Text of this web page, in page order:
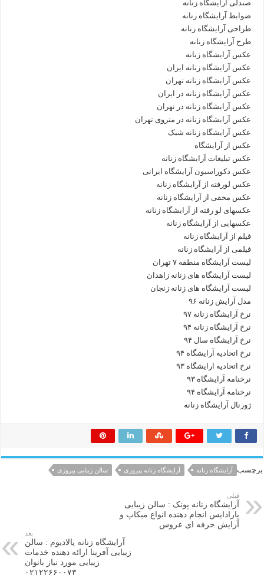
صندلی آرایشگاه زنانه
ضوابط آرایشگاه زنانه
طراحی آرایشگاه زنانه
طرح آرایشگاه زنانه
عکس آرایشگاه زنانه
عکس آرایشگاه زنانه ایران
عکس آرایشگاه زنانه تهران
عکس آرایشگاه زنانه در ایران
عکس آرایشگاه زنانه در تهران
عکس آرایشگاه زنانه در متروی تهران
عکس آرایشگاه زنانه شیک
عکس از آرایشگاه
عکس تبلیغات آرایشگاه زنانه
عکس دکوراسیون آرایشگاه ایرانی
عکس لورفته از آرایشگاه زنانه
عکس مخفی از آرایشگاه زنانه
عکسهای لو رفته از آرایشگاه زنانه
عکسهایی از آرایشگاه زنانه
فیلم از آرایشگاه زنانه
فیلمی از آرایشگاه زنانه
لیست آرایشگاه منطقه ۷ تهران
لیست آرایشگاه های زنانه زاهدان
لیست آرایشگاه های زنانه زنجان
مدل آرایش زنانه ۹۶
نرخ آرایشگاه زنانه ۹۷
نرخ آرایشگاه زنانه ۹۴
نرخ آرایشگاه سال ۹۴
نرخ اتحادیه آرایشگاه ۹۴
نرخ اتحادیه ارایشگاه ۹۳
نرخنامه آرایشگاه ۹۳
نرخنامه آرایشگاه ۹۴
ژورنال آرایشگاه زنانه
برچسب آرایشگاه زنانه آرایشگاه زنانه پیروزی سالن زیبایی پیروزی
قبلی
آرایشگاه زنانه پونک : سالن زیبایی
پارادایس انجام دهنده انواع میکاپ و
آرایش حرفه ای عروس
بعد
آرایشگاه زنانه پالادیوم : سالن
زیبایی آفرینا ارائه دهنده خدمات
زیبایی مورد نیاز بانوان
۰۲۱۲۲۶۶۰۰۷۳